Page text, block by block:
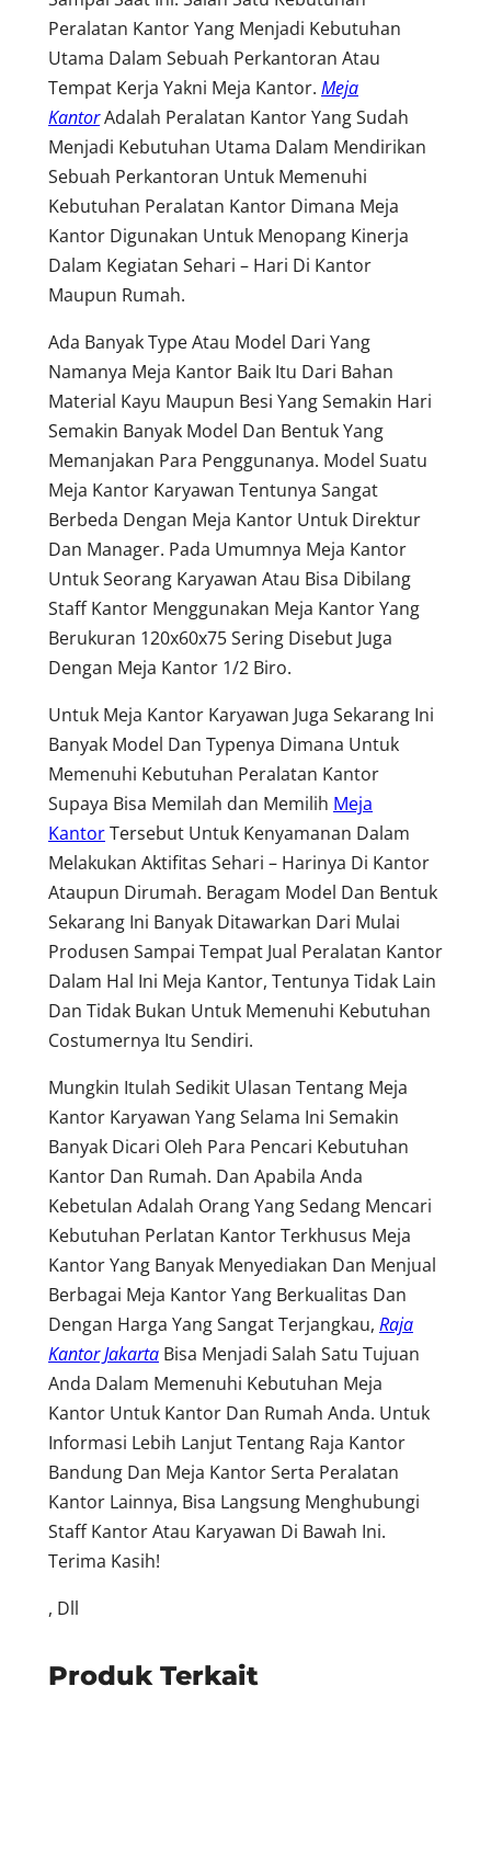
Peralatan Kantor Yang Menjadi Kebutuhan
Utama Dalam Sebuah Perkantoran Atau
Tempat Kerja Yakni Meja Kantor. Meja
KantorAdalah Peralatan Kantor Yang Sudah
Menjadi Kebutuhan Utama Dalam Mendirikan
Sebuah Perkantoran Untuk Memenuhi
Kebutuhan Peralatan Kantor Dimana Meja
Kantor Digunakan Untuk Menopang Kinerja
Dalam Kegiatan Sehari – Hari Di Kantor
Maupun Rumah.
Ada Banyak Type Atau Model Dari Yang
Namanya Meja Kantor Baik Itu Dari Bahan
Material Kayu Maupun Besi Yang Semakin Hari
Semakin Banyak Model Dan Bentuk Yang
Memanjakan Para Penggunanya. Model Suatu
Meja Kantor Karyawan Tentunya Sangat
Berbeda Dengan Meja Kantor Untuk Direktur
Dan Manager. Pada Umumnya Meja Kantor
Untuk Seorang Karyawan Atau Bisa Dibilang
Staff Kantor Menggunakan Meja Kantor Yang
Berukuran 120x60x75 Sering Disebut Juga
Dengan Meja Kantor 1/2 Biro.
Untuk Meja Kantor Karyawan Juga Sekarang Ini
Banyak Model Dan Typenya Dimana Untuk
Memenuhi Kebutuhan Peralatan Kantor
Supaya Bisa Memilah dan Memilih Meja
KantorTersebut Untuk Kenyamanan Dalam
Melakukan Aktifitas Sehari – Harinya Di Kantor
Ataupun Dirumah. Beragam Model Dan Bentuk
Sekarang Ini Banyak Ditawarkan Dari Mulai
Produsen Sampai Tempat Jual Peralatan Kantor
Dalam Hal Ini Meja Kantor, Tentunya Tidak Lain
Dan Tidak Bukan Untuk Memenuhi Kebutuhan
Costumernya Itu Sendiri.
Mungkin Itulah Sedikit Ulasan Tentang Meja
Kantor Karyawan Yang Selama Ini Semakin
Banyak Dicari Oleh Para Pencari Kebutuhan
Kantor Dan Rumah. Dan Apabila Anda
Kebetulan Adalah Orang Yang Sedang Mencari
Kebutuhan Perlatan Kantor Terkhusus Meja
Kantor Yang Banyak Menyediakan Dan Menjual
Berbagai Meja Kantor Yang Berkualitas Dan
Dengan Harga Yang Sangat Terjangkau, Raja
Kantor Jakarta Bisa Menjadi Salah Satu Tujuan
Anda Dalam Memenuhi Kebutuhan Meja
Kantor Untuk Kantor Dan Rumah Anda. Untuk
Informasi Lebih Lanjut Tentang Raja Kantor
Bandung Dan Meja Kantor Serta Peralatan
Kantor Lainnya, Bisa Langsung Menghubungi
Staff Kantor Atau Karyawan Di Bawah Ini.
Terima Kasih!
, Dll
Produk Terkait